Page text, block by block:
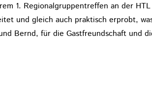
1. Regionalgruppentreffen an der
und gleich auch praktisch erprobt,
Bernd, für die Gastfreundschaft und